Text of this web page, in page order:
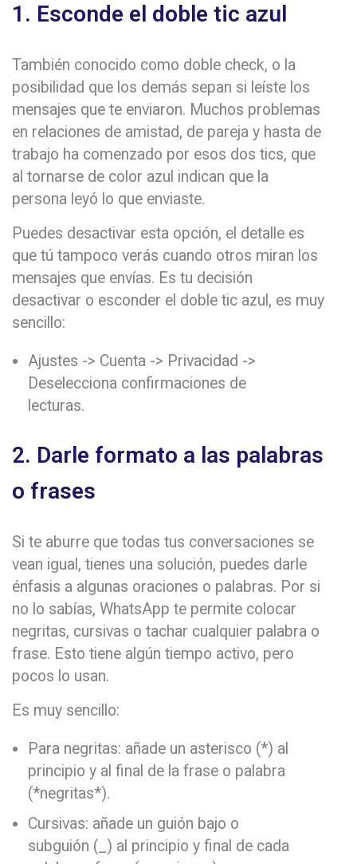
1. Esconde el doble tic azul
También conocido como doble check, o la
posibilidad que los demás sepan si leíste los
mensajes que te enviaron. Muchos problemas
en relaciones de amistad, de pareja y hasta de
trabajo ha comenzado por esos dos tics, que
al tornarse de color azul indican que la
persona leyó lo que enviaste.
Puedes desactivar esta opción, el detalle es
que tú tampoco verás cuando otros miran los
mensajes que envías. Es tu decisión
desactivar o esconder el doble tic azul, es muy
sencillo:
Ajustes -> Cuenta -> Privacidad ->
Deselecciona confirmaciones de
lecturas.
2. Darle formato a las palabras
o frases
Si te aburre que todas tus conversaciones se
vean igual, tienes una solución, puedes darle
énfasis a algunas oraciones o palabras. Por si
no lo sabías, WhatsApp te permite colocar
negritas, cursivas o tachar cualquier palabra o
frase. Esto tiene algún tiempo activo, pero
pocos lo usan.
Es muy sencillo:
Para negritas: añade un asterisco (*) al
principio y al final de la frase o palabra
(*negritas*).
Cursivas: añade un guión bajo o
subguión (_) al principio y final de cada